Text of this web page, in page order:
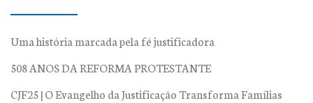
Uma história marcada pela fé justificadora
508 ANOS DA REFORMA PROTESTANTE
CJF25 | O Evangelho da Justificação Transforma Famílias